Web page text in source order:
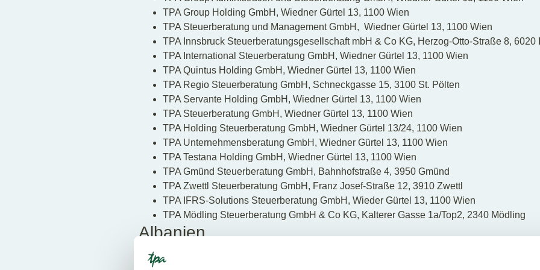
TPA Group Holding GmbH, Wiedner Gürtel 13, 1100 Wien
TPA Steuerberatung und Management GmbH, Wiedner Gürtel 13, 1100 Wien
TPA Innsbruck Steuerberatungsgesellschaft mbH & Co KG, Herzog-Otto-Straße 8, 6020
TPA International Steuerberatung GmbH, Wiedner Gürtel 13, 1100 Wien
TPA Quintus Holding GmbH, Wiedner Gürtel 13, 1100 Wien
TPA Regio Steuerberatung GmbH, Schneckgasse 15, 3100 St. Pölten
TPA Servante Holding GmbH, Wiedner Gürtel 13, 1100 Wien
TPA Steuerberatung GmbH, Wiedner Gürtel 13, 1100 Wien
TPA Holding Steuerberatung GmbH, Wiedner Gürtel 13/24, 1100 Wien
TPA Unternehmensberatung GmbH, Wiedner Gürtel 13, 1100 Wien
TPA Testana Holding GmbH, Wiedner Gürtel 13, 1100 Wien
TPA Gmünd Steuerberatung GmbH, Bahnhofstraße 4, 3950 Gmünd
TPA Zwettl Steuerberatung GmbH, Franz Josef-Straße 12, 3910 Zwettl
TPA IFRS-Solutions Steuerberatung GmbH, Wieder Gürtel 13, 1100 Wien
TPA Mödling Steuerberatung GmbH & Co KG, Kalterer Gasse 1a/Top2, 2340 Mödling
Albanien